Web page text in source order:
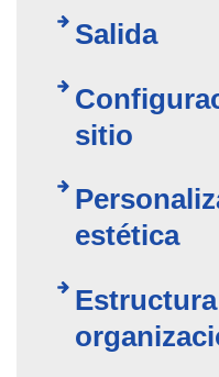
Salida
sitio
estética